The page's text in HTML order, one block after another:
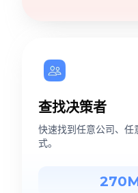
查找决策者
快速找到任意公司、任
式。